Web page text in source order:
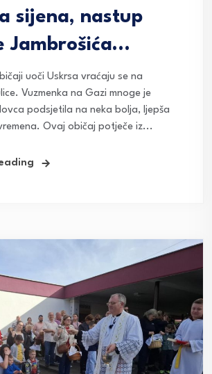
sijena, nastup
Jambrošića…
uoči Uskrsa vraćaju se na
Vuzmenka na Gazi mnoge je
podsjetila na neka bolja, ljepša
Ovaj običaj potječe iz...